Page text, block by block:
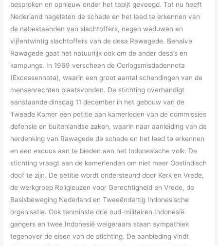
besproken en opnieuw onder het tapijt geveegd. Tot nu heeft
Nederland nagelaten de schade en het leed te erkennen van
de nabestaanden van slachtoffers, negen weduwen en
vijfentwintig slachtoffers van de desa Rawagede. Behalve
Rawagede gaat het natuurlijk ook om de ander desa’s en
kampungs. In 1969 verscheen de Oorlogsmisdadennota
(Excessennota), waarin een groot aantal schendingen van de
mensenrechten plaatsvonden. De stichting overhandigt
aanstaande dinsdag 11 december in het gebouw van de
Tweede Kamer een petitie aan kamerleden van de commissies
defensie en buitenlandse zaken, waarin naar aanleiding van de
herdenking van Rawagede de schade en het leed te erkennen
en een excuus aan te bieden aan het Indonesische volk. De
stichting vraagt aan de kamerlenden om niet meer Oostindisch
doof te zijn. De petitie wordt ondersteund door Kerk en Vrede,
de werkgroep Religieuzen voor Gerechtigheid en Vrede, de
Basisbeweging Nederland en Tweeëndertig Indonesische
organisatie. Ook tenminste drie oud-militairen Indonesië
gangers en twee Indonesië weigeraars staan sympathiek
tegenover de eisen van de stichting. De aanbieding vindt